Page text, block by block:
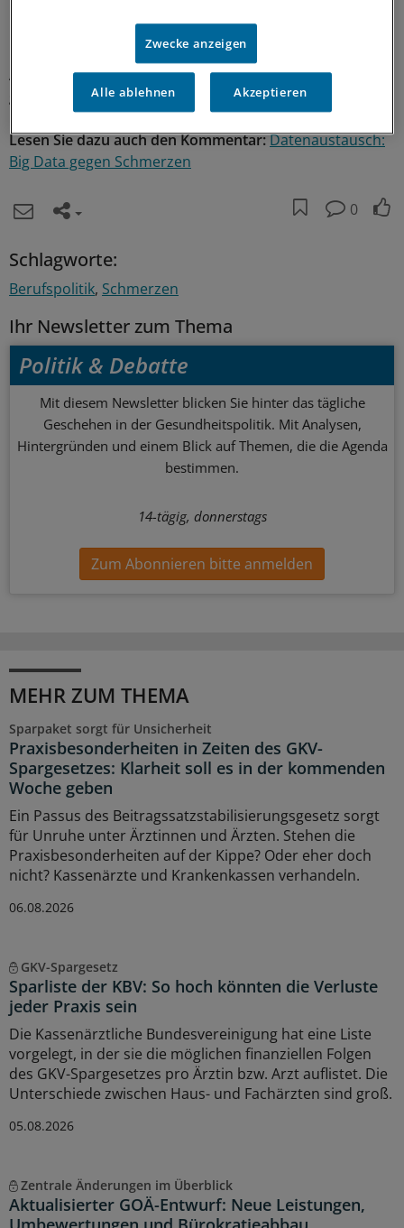
Datenschutzbeauftragter sei an der Entwicklung
beteiligt gewesen und kontrolliere das System weiterhin.
Außerdem seien die Daten verschlüsselt und dezentral
Lesen Sie dazu auch den Kommentar:Datenaustausch:
Big Data gegen Schmerzen
0
Schlagworte:
Berufspolitik Schmerzen
Ihr Newsletter zum Thema
Politik & Debatte
Mit diesem Newsletter blicken Sie hinter das tägliche
Geschehen in der Gesundheitspolitik. Mit Analysen,
Hintergründen und einem Blick auf Themen, die die Agenda
bestimmen.
14-tägig, donnerstags
Zum Abonnieren bitte anmelden
MEHR ZUM THEMA
Sparpaket sorgt für Unsicherheit
Praxisbesonderheiten in Zeiten des GKV-
Spargesetzes: Klarheit soll es in der kommenden
Woche geben
Ein Passus des Beitragssatzstabilisierungsgesetz sorgt
für Unruhe unter Ärztinnen und Ärzten. Stehen die
Praxisbesonderheiten auf der Kippe? Oder eher doch
nicht? Kassenärzte und Krankenkassen verhandeln.
06.08.2026
GKV-Spargesetz
Sparliste der KBV: So hoch könnten die Verluste
jeder Praxis sein
Die Kassenärztliche Bundesvereinigung hat eine Liste
vorgelegt, in der sie die möglichen finanziellen Folgen
des GKV-Spargesetzes pro Ärztin bzw. Arzt auflistet. Die
Unterschiede zwischen Haus- und Fachärzten sind groß.
05.08.2026
Zentrale Änderungen im Überblick
Aktualisierter GOÄ-Entwurf: Neue Leistungen,
Zwecke anzeigen
Alle ablehnen Akzeptieren